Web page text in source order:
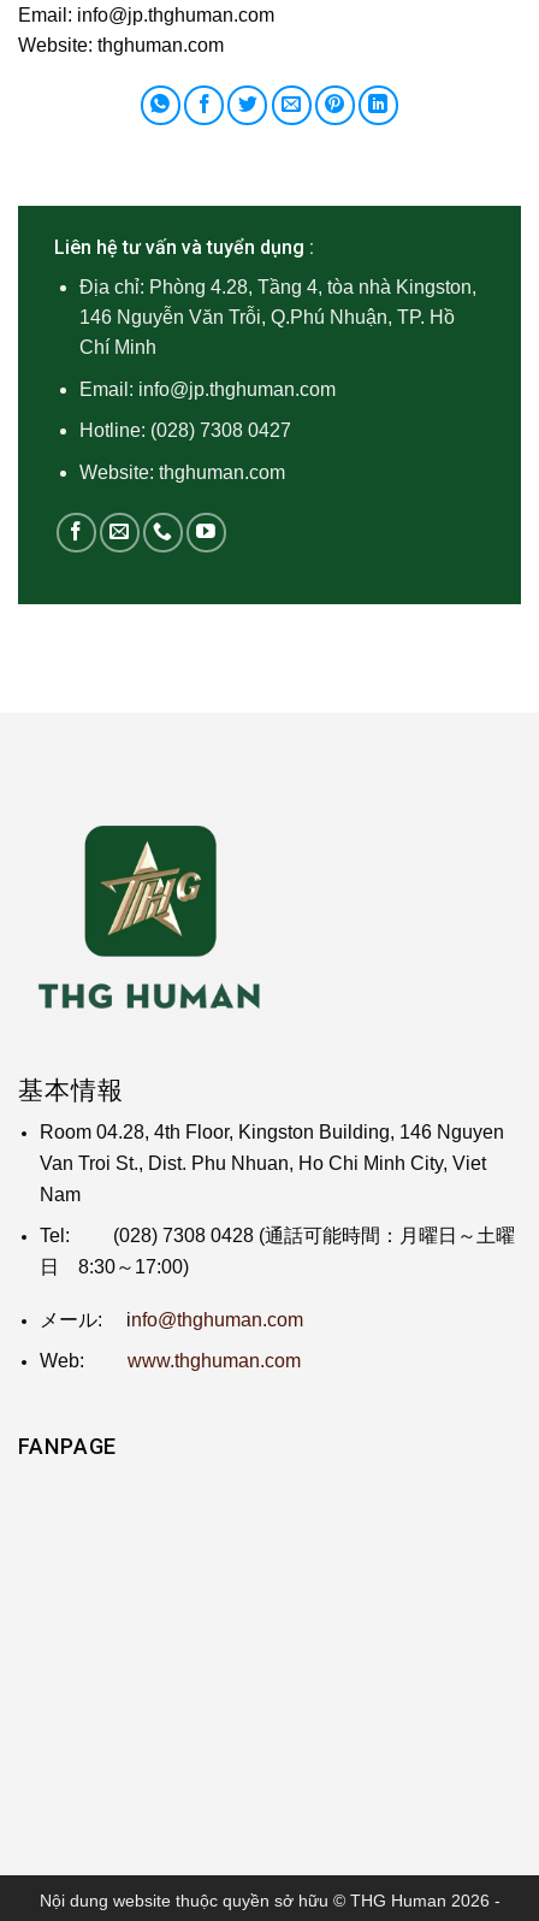
Email: info@jp.thghuman.com
Website: thghuman.com
Liên hệ tư vấn và tuyển dụng :
Địa chỉ: Phòng 4.28, Tầng 4, tòa nhà Kingston,
146 Nguyễn Văn Trỗi, Q.Phú Nhuận, TP. Hồ
Chí Minh
Email: info@jp.thghuman.com
Hotline: (028) 7308 0427
Website: thghuman.com
基本情報
Room 04.28, 4th Floor, Kingston Building, 146 Nguyen
Van Troi St., Dist. Phu Nhuan, Ho Chi Minh City, Viet
Nam
Tel:
(028) 7308 0428(通話可能時間：月曜日～土曜
日 8:30～17:00)
メール: info@thghuman.com
Web: www.thghuman.com
FANPAGE
Nội dung website thuộc quyền sở hữu © THG Human 2026 -